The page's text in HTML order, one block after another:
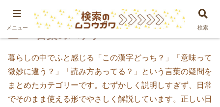
＊言葉のハテナ
暮らしの中でふと感じる「この漢字どっち？」「意味って
微妙に違う？」「読み方あってる？」という言葉の疑問を
まとめたカテゴリーです。むずかしく説明しすぎず、日常
でそのまま使える形でやさしく解説しています。正しい日
メニュー 検索